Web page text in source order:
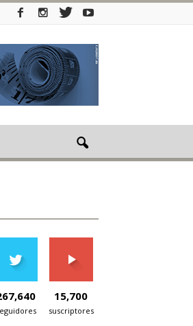
15,700
suscriptores